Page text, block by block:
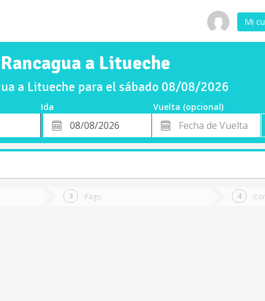
Mi
a Litueche
a Litueche para el sábado 08/08/2026
Ida
Vuelta (opcional)
Fecha
de
Fecha
de
Vuelta
Pago